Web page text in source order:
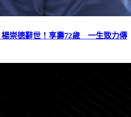
楊崇德辭世！享壽72歲 一生致力傳